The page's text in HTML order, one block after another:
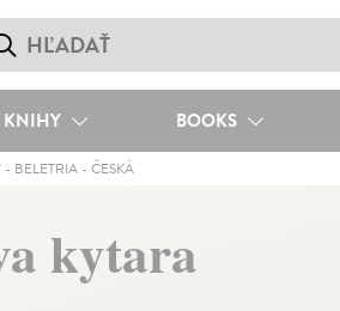
KNIHY BOOKS
- BELETRIA- ČESKÁ
kytara